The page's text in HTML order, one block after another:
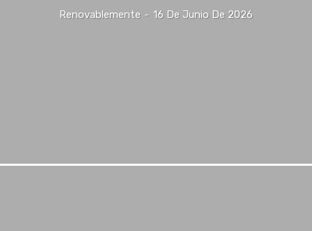
Renovablemente - 16 De Junio De 2026